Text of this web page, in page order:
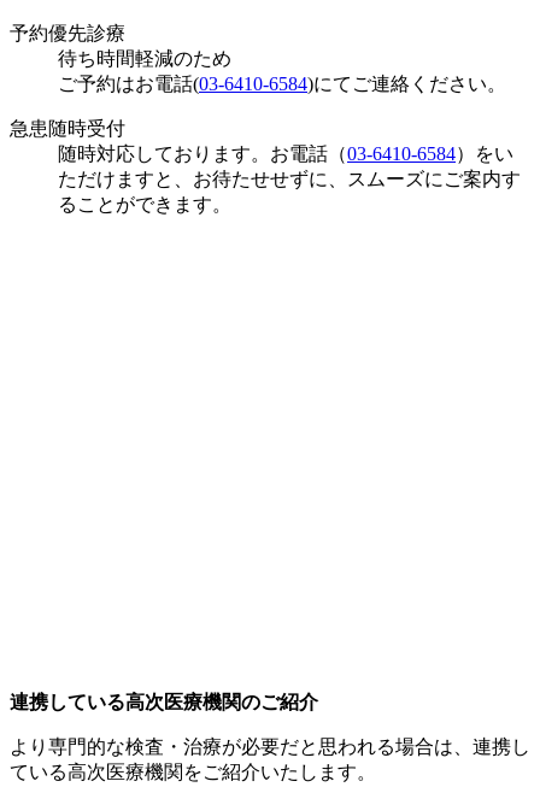
予約優先診療
待ち時間軽減のため
ご予約はお電話(03-6410-6584)にてご連絡ください。
急患随時受付
随時対応しております。お電話（03-6410-6584）をい
ただけますと、お待たせせずに、スムーズにご案内す
ることができます。
連携している高次医療機関のご紹介
より専門的な検査・治療が必要だと思われる場合は、連携し
ている高次医療機関をご紹介いたします。